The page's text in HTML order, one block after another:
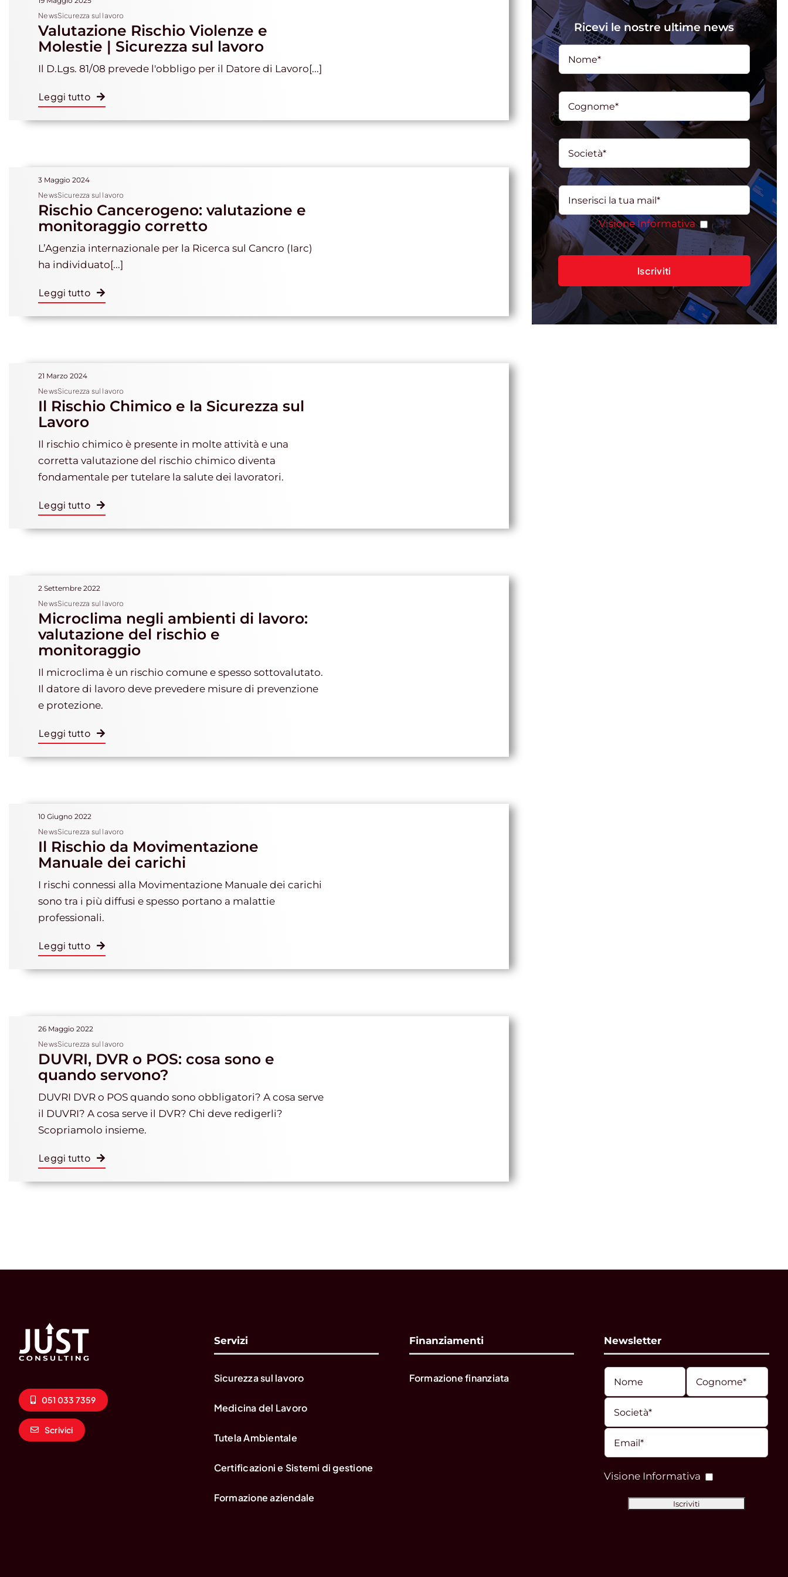
NewsSicurezza sul lavoro
Valutazione Rischio Violenze e
Molestie | Sicurezza sul lavoro
Il D.Lgs. 81/08 prevede l'obbligo per il Datore di Lavoro[...]
Leggi tutto
3 Maggio 2024
NewsSicurezza sul lavoro
Rischio Cancerogeno: valutazione e
monitoraggio corretto
L’Agenzia internazionale per la Ricerca sul Cancro (Iarc)
ha individuato[...]
Leggi tutto
21 Marzo 2024
NewsSicurezza sul lavoro
Il Rischio Chimico e la Sicurezza sul
Lavoro
Il rischio chimico è presente in molte attività e una
corretta valutazione del rischio chimico diventa
fondamentale per tutelare la salute dei lavoratori.
Leggi tutto
2 Settembre 2022
NewsSicurezza sul lavoro
Microclima negli ambienti di lavoro:
valutazione del rischio e
monitoraggio
Il microclima è un rischio comune e spesso sottovalutato.
Il datore di lavoro deve prevedere misure di prevenzione
e protezione.
Leggi tutto
10 Giugno 2022
NewsSicurezza sul lavoro
Il Rischio da Movimentazione
Manuale dei carichi
I rischi connessi alla Movimentazione Manuale dei carichi
sono tra i più diffusi e spesso portano a malattie
professionali.
Leggi tutto
26 Maggio 2022
NewsSicurezza sul lavoro
DUVRI, DVR o POS: cosa sono e
quando servono?
DUVRI DVR o POS quando sono obbligatori? A cosa serve
il DUVRI? A cosa serve il DVR? Chi deve redigerli?
Scopriamolo insieme.
Leggi tutto
Ricevi le nostre ultime news
Visione Informativa
051 033 7359
Scrivici
Servizi
Sicurezza sul lavoro
Medicina del Lavoro
Tutela Ambientale
Certificazioni e Sistemi di gestione
Formazione aziendale
Finanziamenti
Formazione finanziata
Newsletter
Visione Informativa